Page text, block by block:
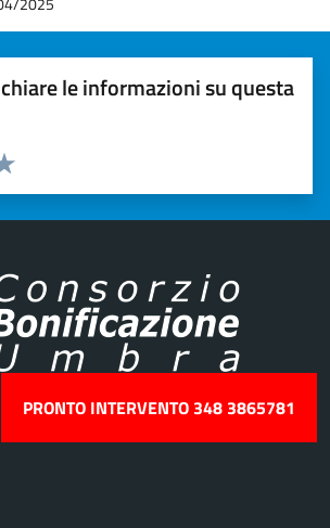
le informazioni su questa
5 stelle su 5
4 stelle su 5
su 5
su 5
5
PRONTO INTERVENTO 348 3865781